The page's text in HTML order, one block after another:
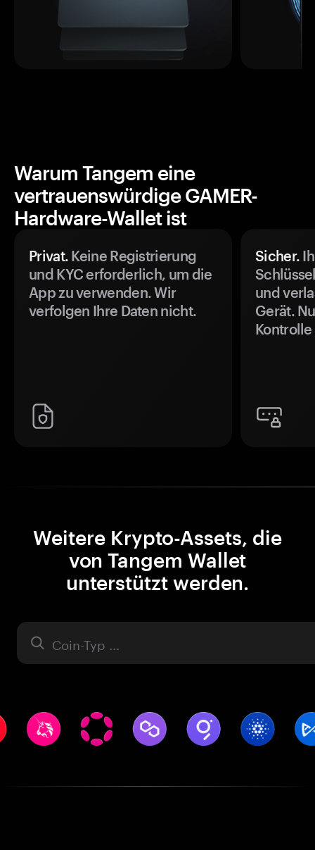
Warum Tangem eine
vertrauenswürdige GAMER-
Hardware-Wallet ist
Privat. Keine Registrierung
und KYC erforderlich, um die
App zu verwenden. Wir
verfolgen Ihre Daten nicht.
Sicher.
und
Gerät.
Weitere Krypto-Assets, die
von Tangem Wallet
unterstützt werden.
Asset